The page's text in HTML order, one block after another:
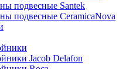
подвесные Santek
подвесные CeramicaNova
Jacob Delafon